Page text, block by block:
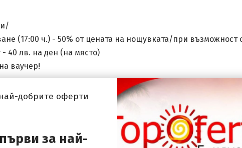
(17:00 ч.) - 50% от цената на нощувката/при възможност
40 лв. на ден (на място)
ваучер!
добрите оферти
за най-